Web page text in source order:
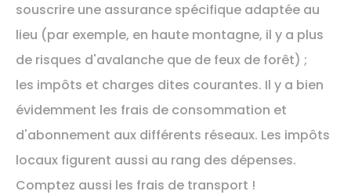
souscrire une assurance spécifique adaptée au
lieu (par exemple, en haute montagne, il y a plus
de risques d'avalanche que de feux de forêt) ;
les impôts et charges dites courantes. Il y a bien
évidemment les frais de consommation et
d'abonnement aux différents réseaux. Les impôts
locaux figurent aussi au rang des dépenses.
Comptez aussi les frais de transport !